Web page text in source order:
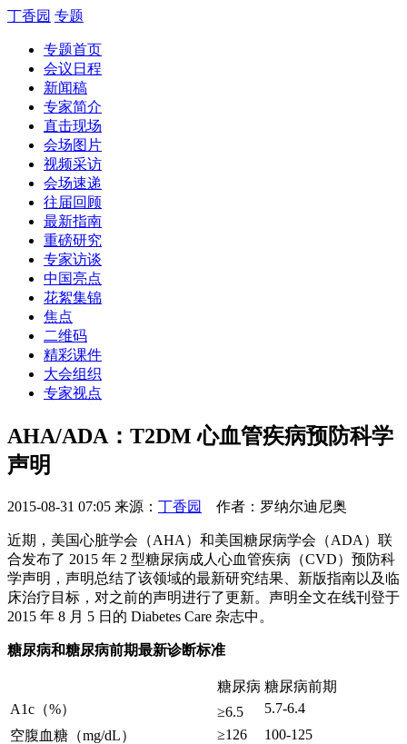
丁香园 专题
专题首页
会议日程
新闻稿
专家简介
直击现场
会场图片
视频采访
会场速递
往届回顾
最新指南
重磅研究
专家访谈
中国亮点
花絮集锦
焦点
二维码
精彩课件
大会组织
专家视点
AHA/ADA：T2DM 心血管疾病预防科学
声明
2015-08-31 07:05 来源： 丁香园 作者：罗纳尔迪尼奥
近期，美国心脏学会（AHA）和美国糖尿病学会（ADA）联
合发布了 2015 年 2 型糖尿病成人心血管疾病（CVD）预防科
学声明，声明总结了该领域的最新研究结果、新版指南以及临
床治疗目标，对之前的声明进行了更新。声明全文在线刊登于
2015 年 8 月 5 日的 Diabetes Care 杂志中。
糖尿病和糖尿病前期最新诊断标准
糖尿病 糖尿病前期
A1c（%）
≥6.5
5.7-6.4
空腹血糖（mg/dL）
≥126
100-125